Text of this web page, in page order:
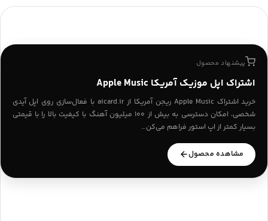
پیشنهاد محصول
اشتراک اپل موزیک آمریکا Apple Music
خرید اشتراک Apple Music ریجن آمریکا از aicard.ir با فعال‌سازی روی اپل آیدی
شخصی، امکان دسترسی به بیش از ۱۰۰ میلیون آهنگ با کیفیت بالا را با قیمتی
بسیار کمتر از اپ استور فراهم می‌کن…
مشاهده محصول